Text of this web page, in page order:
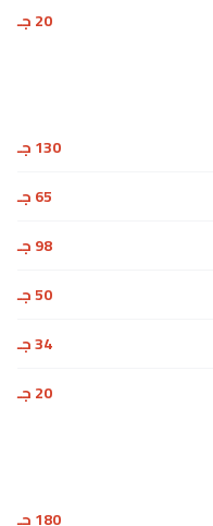
20 جـ
130 جـ
65 جـ
98 جـ
50 جـ
34 جـ
20 جـ
180 جـ